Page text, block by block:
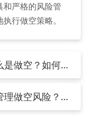
和严格的风险管
行做空策略。
是做空？如何
做空风险？